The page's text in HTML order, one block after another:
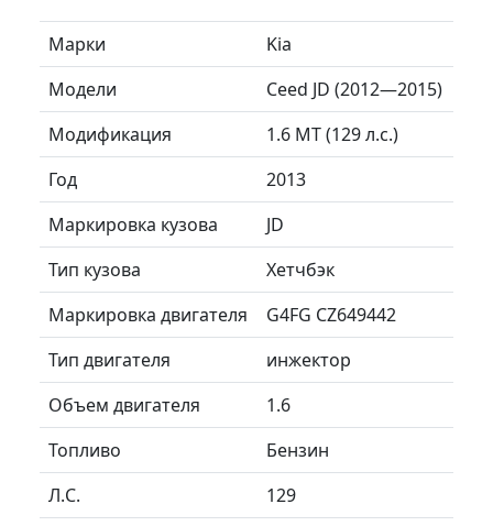
Марки
Kia
Модели
Ceed JD (2012—2015)
Модификация
1.6 MT (129 л.с.)
Год
2013
Маркировка кузова
JD
Тип кузова
Хетчбэк
Маркировка двигателя
G4FG CZ649442
Тип двигателя
инжектор
Объем двигателя
1.6
Топливо
Бензин
Л.C.
129